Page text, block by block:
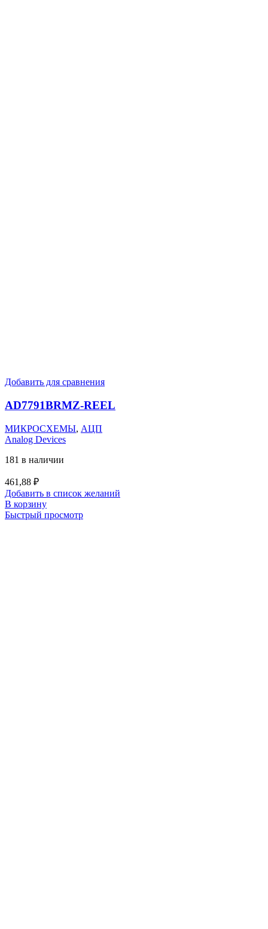
Добавить для сравнения
AD7791BRMZ-REEL
МИКРОСХЕМЫ, АЦП
Analog Devices
181 в наличии
461,88 ₽
Добавить в список желаний
В корзину
Быстрый просмотр